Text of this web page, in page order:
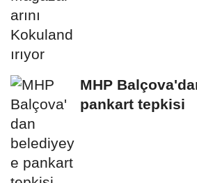
MHP
pankart tepkisi